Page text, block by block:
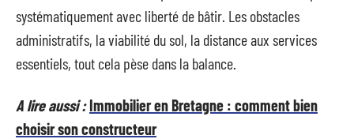
systématiquement avec liberté de bâtir. Les obstacles
administratifs, la viabilité du sol, la distance aux services
essentiels, tout cela pèse dans la balance.
A lire aussi :Immobilier en Bretagne : comment bien
choisir son constructeur